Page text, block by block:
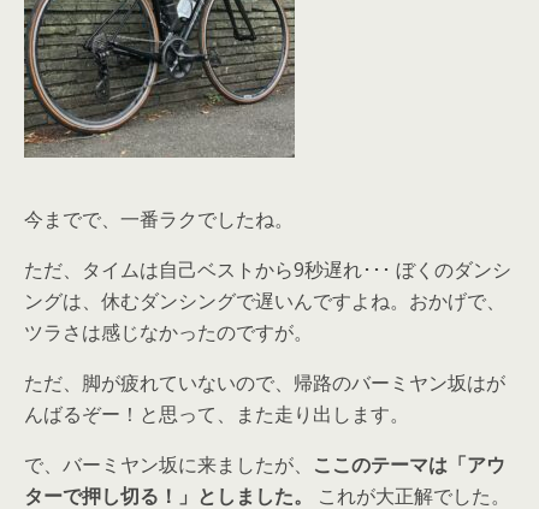
今までで、一番ラクでしたね。
ただ、タイムは自己ベストから9秒遅れ･･･ ぼくのダンシ
ングは、休むダンシングで遅いんですよね。おかげで、
ツラさは感じなかったのですが。
ただ、脚が疲れていないので、帰路のバーミヤン坂はが
んばるぞー！と思って、また走り出します。
で、バーミヤン坂に来ましたが、 ここのテーマは「アウ
ターで押し切る！」としました。
これが大正解でした。